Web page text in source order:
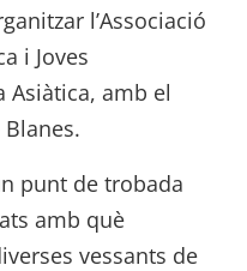
l’Associació
i Joves
Asiàtica, amb el
punt de trobada
amb què
vessants de